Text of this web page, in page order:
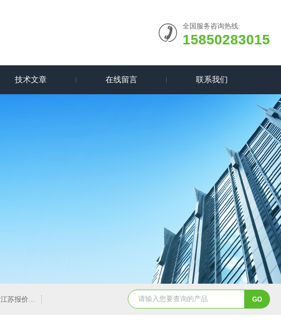
全国服务咨询热线:
15850283015
技术文章 在线留言 联系我们
苏报价 pp冷凝器耐酸碱列管式换热器供应 立式真空机组 按需定制